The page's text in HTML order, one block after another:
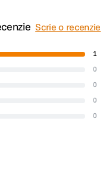
Scrie o recenzie
1
0
0
0
0